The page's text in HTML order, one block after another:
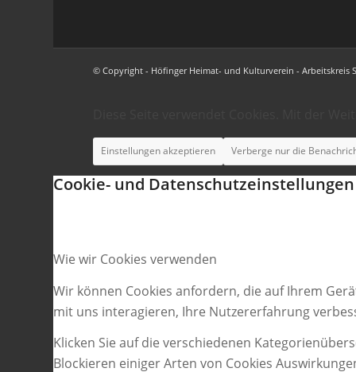
© Copyright - Höfinger Heimat- und Kulturverein - Arbeitskreis
Einstellungen akzeptieren Verberge nur die
Cookie- und Datenschutzeinstellungen
Wie wir Cookies verwenden
Wir können Cookies anfordern, die auf Ihrem
mit uns interagieren, Ihre Nutzererfahrung
Klicken Sie auf die verschiedenen
Blockieren einiger Arten von Cookies